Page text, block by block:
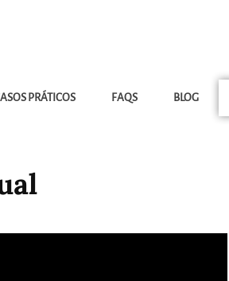
PRÁTICOS FAQS BLOG